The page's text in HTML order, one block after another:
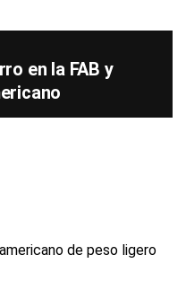
en la FAB y